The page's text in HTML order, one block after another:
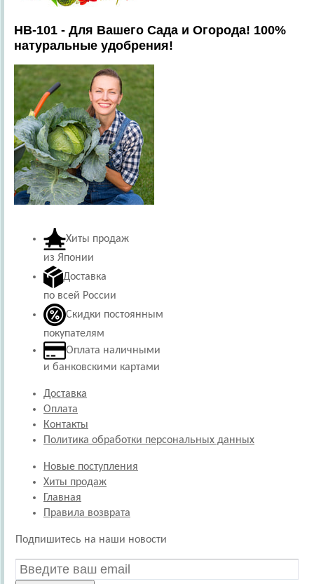
HB-101 - Для Вашего Сада и Огорода! 100%
натуральные удобрения!
Хиты продаж
из Японии
Доставка
по всей России
Скидки постоянным
покупателям
Оплата наличными
и банковскими картами
Доставка
Оплата
Контакты
Политика обработки персональных данных
Новые поступления
Хиты продаж
Главная
Правила возврата
Подпишитесь на наши новости